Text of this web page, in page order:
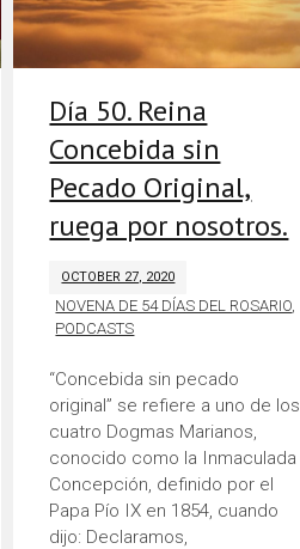
Día 50. Reina
Concebida sin
Pecado Original,
ruega por nosotros.
OCTOBER 27, 2020
NOVENA DE 54 DÍAS DEL ROSARIO
PODCASTS
“Concebida sin pecado
original” se refiere a uno de los
cuatro Dogmas Marianos,
conocido como la Inmaculada
Concepción, definido por el
Papa Pío IX en 1854, cuando
dijo: Declaramos,